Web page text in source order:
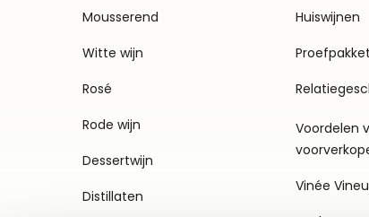
Mousserend
Witte wijn
Rosé
Rode wijn
Dessertwijn
Distillaten
Huiswijnen
Voordelen
Vinée